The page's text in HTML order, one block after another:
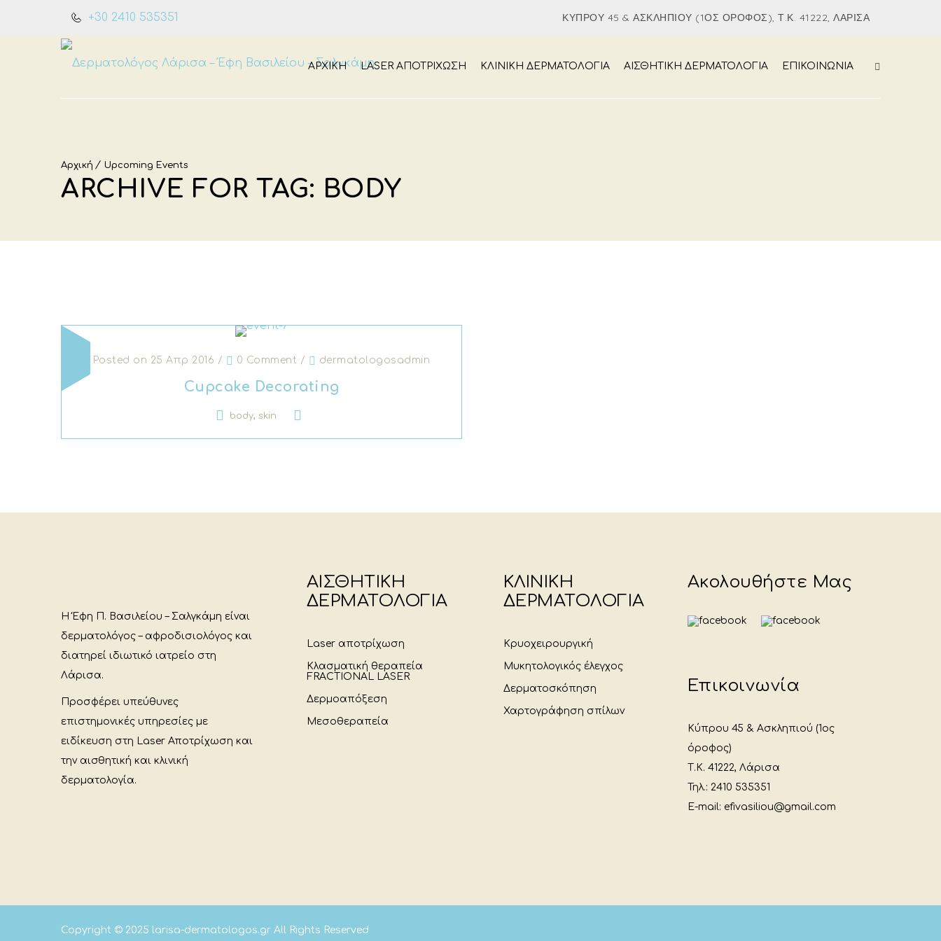
+30 2410 535351 ΚΎΠΡΟΥ 45 & ΑΣΚΛΗΠΙΟΎ (1ΟΣ ΌΡΟΦΟΣ), Τ.Κ. 41222, ΛΆΡΙΣΑ
ΑΡΧΙΚΉ LASER ΑΠΟΤΡΙΧΩΣΗ ΚΛΙΝΙΚΗ ΔΕΡΜΑΤΟΛΟΓΙΑ ΑΙΣΘΗΤΙΚΗ ΔΕΡΜΑΤΟΛΟΓΙΑ ΕΠΙΚΟΙΝΩΝΙΑ
Αρχική Upcoming Events
ARCHIVE FOR TAG: BODY
Posted on 25 Απρ 2016 / 0 Comment / dermatologosadmin
Cupcake Decorating
body,skin
Η Έφη Π. Βασιλείου – Σαλγκάμη είναι
δερματολόγος – αφροδισιολόγος και
διατηρεί ιδιωτικό ιατρείο στη
Λάρισα.
Προσφέρει υπεύθυνες
επιστημονικές υπηρεσίες με
ειδίκευση στη Laser Αποτρίχωση και
την αισθητική και κλινική
δερματολογία.
ΑΙΣΘΗΤΙΚΗ
ΔΕΡΜΑΤΟΛΟΓΙΑ
Laser αποτρίχωση
Κλασματική θεραπεία
FRACTIONAL LASER
Δερμοαπόξεση
Μεσοθεραπεία
ΚΛΙΝΙΚΗ
ΔΕΡΜΑΤΟΛΟΓΙΑ
Κρυοχειρουργική
Μυκητολογικός έλεγχος
Δερματοσκόπηση
Χαρτογράφηση σπίλων
Ακολουθήστε Μας
Επικοινωνία
Κύπρου 45 & Ασκληπιού (1ος
όροφος)
Τ.Κ. 41222, Λάρισα
Τηλ.: 2410 535351
E-mail: efivasiliou@gmail.com
Copyright © 2025 larisa-dermatologos.gr All Rights Reserved